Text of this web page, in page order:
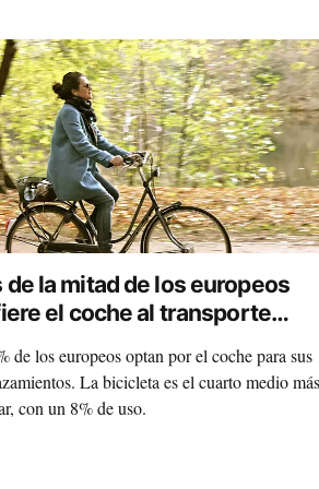
de la mitad de los europeos
el coche al transporte
de los europeos optan por el coche para sus
La bicicleta es el cuarto medio más
con un 8% de uso.